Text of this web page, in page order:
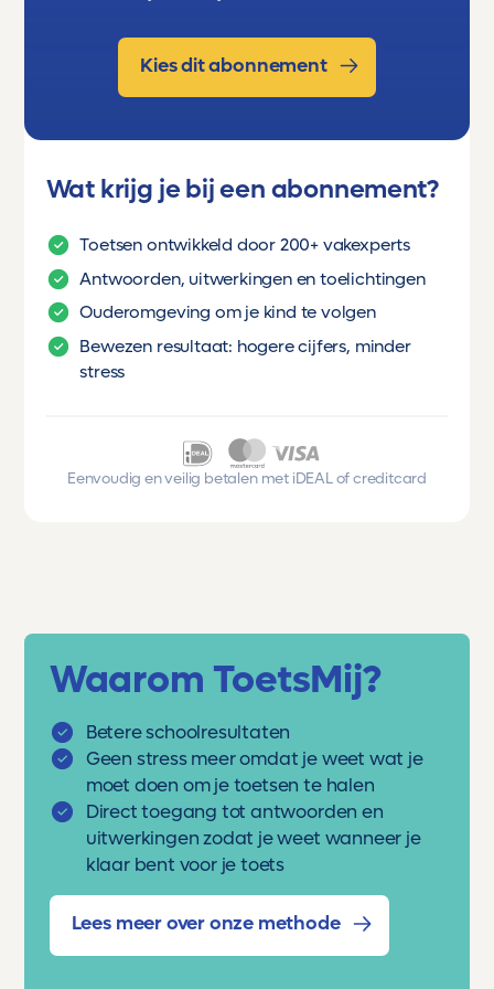
Kies dit abonnement
Wat krijg je bij een abonnement?
Toetsen ontwikkeld door 200+ vakexperts
Antwoorden, uitwerkingen en toelichtingen
Ouderomgeving om je kind te volgen
Bewezen resultaat: hogere cijfers, minder
stress
Eenvoudig en veilig betalen met iDEAL of creditcard
Waarom ToetsMij?
Betere schoolresultaten
Geen stress meer omdat je weet wat je
moet doen om je toetsen te halen
Direct toegang tot antwoorden en
uitwerkingen zodat je weet wanneer je
klaar bent voor je toets
Lees meer over onze methode